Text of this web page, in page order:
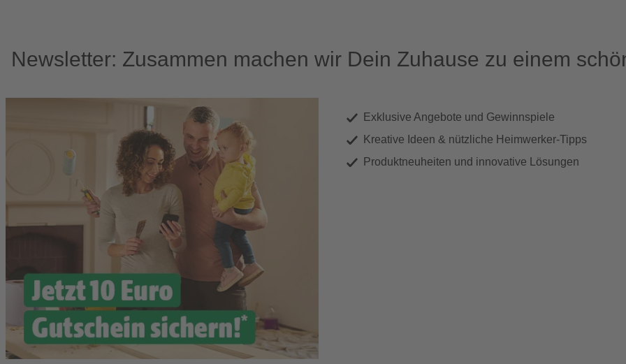
Newsletter: Zusammen machen wir Dein Zuhause zu einem
Exklusive Angebote und Gewinnspiele
Kreative Ideen & nützliche Heimwerker-Tipps
Produktneuheiten und innovative Lösungen